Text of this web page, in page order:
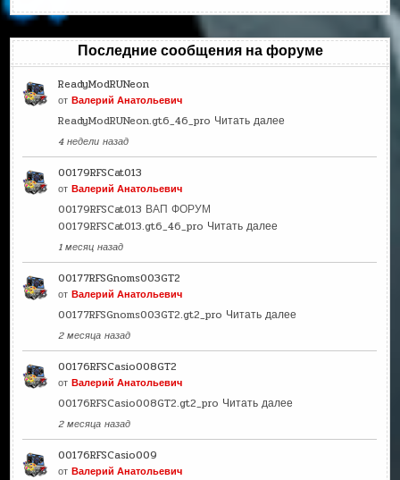
Последние сообщения на форуме
ReadyModRUNeon
отВалерий Анатольевич
ReadyModRUNeon.gt6_46_pro Читать далее
4 недели назад
00179RFSCat013
отВалерий Анатольевич
00179RFSCat013 ВАП ФОРУМ
00179RFSCat013.gt6_46_pro Читать далее
1 месяц назад
00177RFSGnoms003GT2
отВалерий Анатольевич
00177RFSGnoms003GT2.gt2_pro Читать далее
2 месяца назад
00176RFSCasio008GT2
отВалерий Анатольевич
00176RFSCasio008GT2.gt2_pro Читать далее
2 месяца назад
00176RFSCasio009
отВалерий Анатольевич